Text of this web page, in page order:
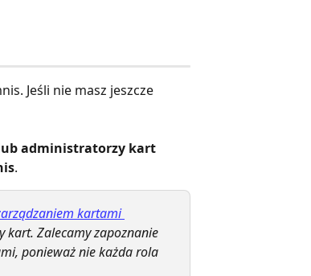
Jeśli nie masz jeszcze
administratorzy kart
.
kartami
Zalecamy zapoznanie
ponieważ nie każda rola